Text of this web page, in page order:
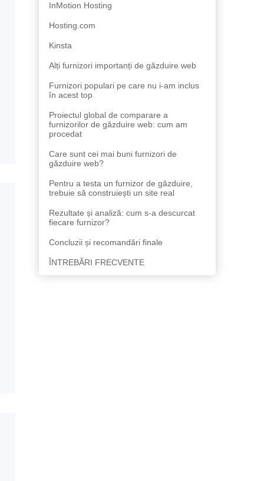
InMotion Hosting
Hosting.com
Kinsta
Alți furnizori importanți de găzduire web
Furnizori populari pe care nu i-am inclus
în acest top
Proiectul global de comparare a
furnizorilor de găzduire web: cum am
procedat
Care sunt cei mai buni furnizori de
găzduire web?
Pentru a testa un furnizor de găzduire,
trebuie să construiești un site real
Rezultate și analiză: cum s-a descurcat
fiecare furnizor?
Concluzii și recomandări finale
ÎNTREBĂRI FRECVENTE